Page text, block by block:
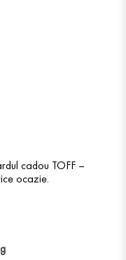
cadou TOFF –
ocazie.